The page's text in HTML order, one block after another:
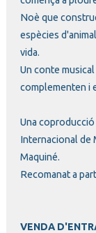
Noè que
espècies
vida.
Un conte
complementen i
Una
Internacional de
Maquiné.
Recomanat a
VENDA